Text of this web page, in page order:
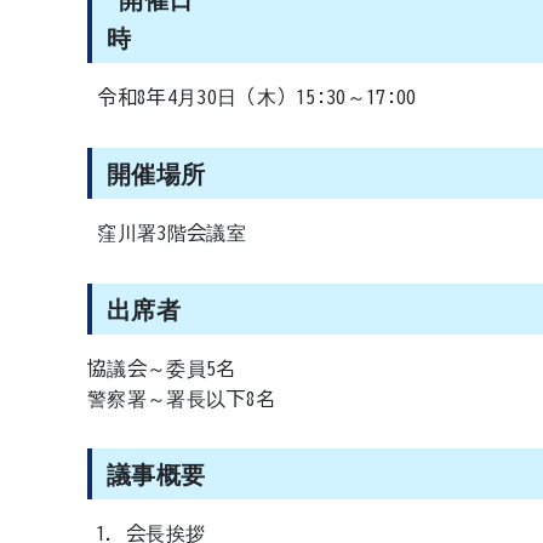
令和8年4月30日（木）15:30～17:00
開催場所
窪川署3階会議室
出席者
協議会～委員5名
警察署～署長以下8名
議事概要
会長挨拶